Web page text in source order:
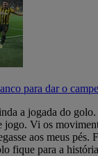
para dar o
a jogada do
jogo. Vi os
aos meus pés.
fique para a